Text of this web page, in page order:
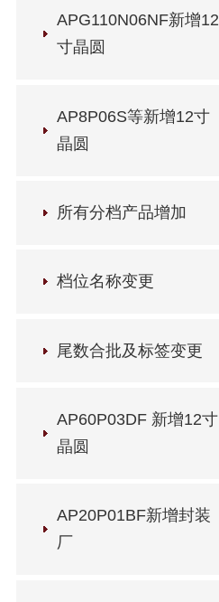
APG110N06NF新增12
寸晶圆
AP8P06S等新增12寸
晶圆
所有分档产品增加
档位名称变更
尾数合批及标签变更
AP60P03DF 新增12寸
晶圆
AP20P01BF新增封装
厂